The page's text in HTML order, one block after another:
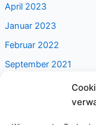
April 2023
Januar 2023
Februar 2022
September 2021
Categories